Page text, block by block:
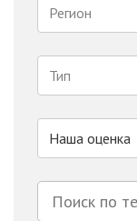
Регион
Тип
Наша оценка